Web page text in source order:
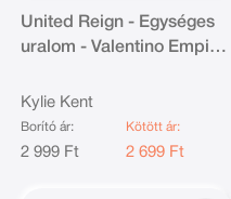
United Reign - Egységes
uralom - Valentino Empire
Kylie Kent
Borító ár:
2 999 Ft
Kötött ár:
2 699 Ft